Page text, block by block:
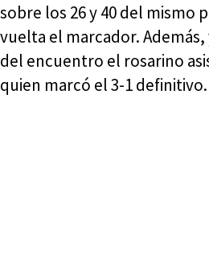
sobre los 26 y 40 del mismo
vuelta el marcador.
del encuentro el rosarino
quien marcó el 3-1 definitivo.